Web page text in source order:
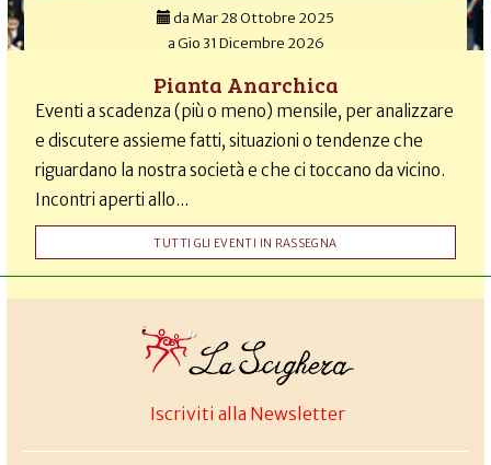
da Mar 28 Ottobre 2025
aGio 31 Dicembre 2026
Pianta Anarchica
Eventi a scadenza (più o meno) mensile, per analizzare
e discutere assieme fatti, situazioni o tendenze che
riguardano la nostra società e che ci toccano da vicino.
Incontri aperti allo...
TUTTI GLI EVENTI IN RASSEGNA
Iscriviti alla Newsletter